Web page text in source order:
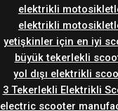
elektrikli
elektrikli
yetişkinler için en iyi
büyük tekerlekli
yol dışı elektrikli
3 Tekerlekli Elektrikli
electric scooter